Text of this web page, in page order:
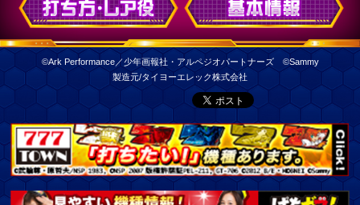
©Ark Performance／少年画報社・アルペジオパートナーズ ©Sammy
製造元/タイヨーエレック株式会社